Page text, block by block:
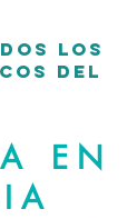
LOS
DEL
EN